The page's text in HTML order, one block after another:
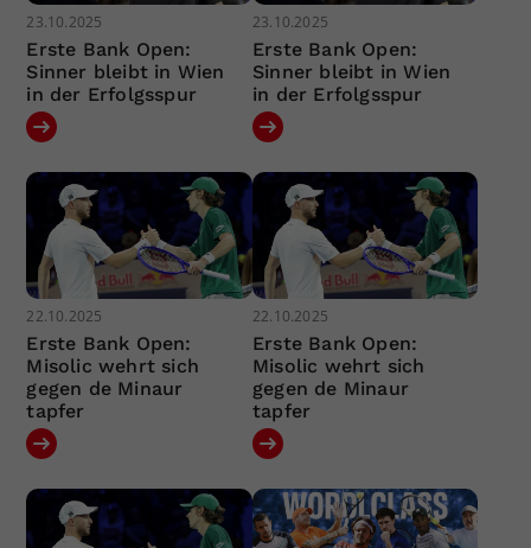
23.10.2025
Erste Bank Open:
Sinner bleibt in Wien
in der Erfolgsspur
23.10.2025
Erste Bank Open:
Sinner bleibt in Wien
in der Erfolgsspur
22.10.2025
Erste Bank Open:
Misolic wehrt sich
gegen de Minaur
tapfer
22.10.2025
Erste Bank Open:
Misolic wehrt sich
gegen de Minaur
tapfer